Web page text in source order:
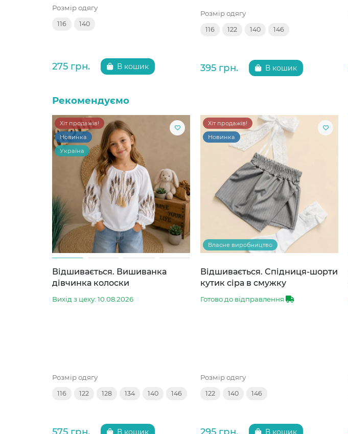
Розмір одягу
116 140
275 грн. В кошик
Розмір одягу
116 122 140 146
395 грн. В кошик
Рекомендуємо
Хіт продажів!
Новинка
Україна
Відшивається. Вишиванка
дівчинка колоски
Вихід з цеху: 10.08.2026
Розмір одягу
116 122 128 134 140 146
575 грн. В кошик
Хіт продажів!
Новинка
Власне виробництво
Відшивається. Спідниця-шорти
кутик сіра в смужку
Готово до відправлення
Розмір одягу
122 140 146
295 грн. В кошик